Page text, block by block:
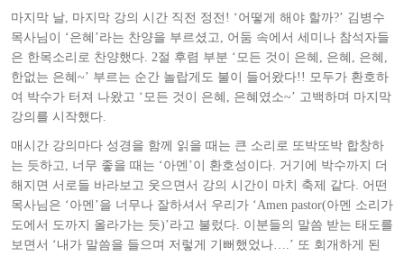
마지막 날, 마지막 강의 시간 직전 정전! ‘어떻게 해야 할까?’ 김병수
목사님이 ‘은혜’라는 찬양을 부르셨고, 어둠 속에서 세미나 참석자들
은 한목소리로 찬양했다. 2절 후렴 부분 ‘모든 것이 은혜, 은혜, 은혜,
한없는 은혜~’ 부르는 순간 놀랍게도 불이 들어왔다!! 모두가 환호하
여 박수가 터져 나왔고 ‘모든 것이 은혜, 은혜였소~’ 고백하며 마지막
강의를 시작했다.
매시간 강의마다 성경을 함께 읽을 때는 큰 소리로 또박또박 합창하
는 듯하고, 너무 좋을 때는 ‘아멘’이 환호성이다. 거기에 박수까지 더
해지면 서로들 바라보고 웃으면서 강의 시간이 마치 축제 같다. 어떤
목사님은 ‘아멘’을 너무나 잘하셔서 우리가 ‘Amen pastor(아멘 소리가
도에서 도까지 올라가는 듯)’라고 불렀다. 이분들의 말씀 받는 태도를
보면서 ‘내가 말씀을 들으며 저렇게 기뻐했었나….’ 또 회개하게 된